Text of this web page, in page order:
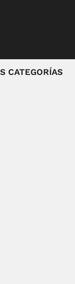
CATEGORÍAS